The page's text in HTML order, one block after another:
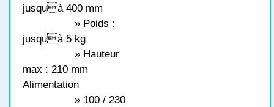
jusquà 400 mm
» Poids :
jusquà 5 kg
» Hauteur
max : 210 mm
Alimentation
» 100 / 230